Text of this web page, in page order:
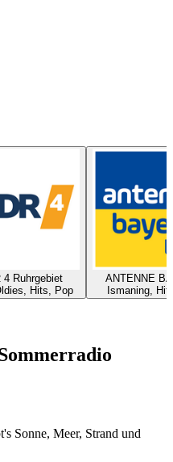
4 Ruhrgebiet
Hits, Pop
ANTENNE
Ismaning,
Sonne, Meer, Strand und